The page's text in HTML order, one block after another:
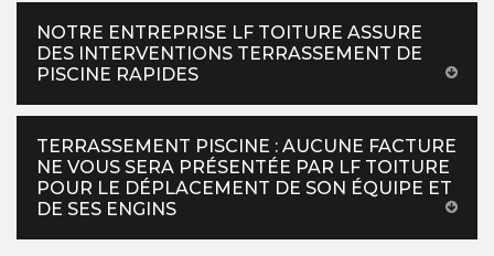
NOTRE ENTREPRISE LF TOITURE ASSURE
DES INTERVENTIONS TERRASSEMENT DE
PISCINE RAPIDES
TERRASSEMENT PISCINE : AUCUNE FACTURE
NE VOUS SERA PRÉSENTÉE PAR LF TOITURE
POUR LE DÉPLACEMENT DE SON ÉQUIPE ET
DE SES ENGINS